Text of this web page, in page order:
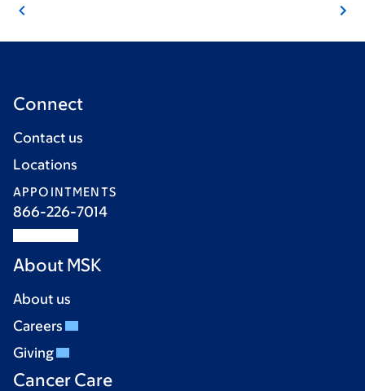
Connect
Contact us
Locations
APPOINTMENTS
866-226-7014
About MSK
About us
Careers
Giving
Cancer Care